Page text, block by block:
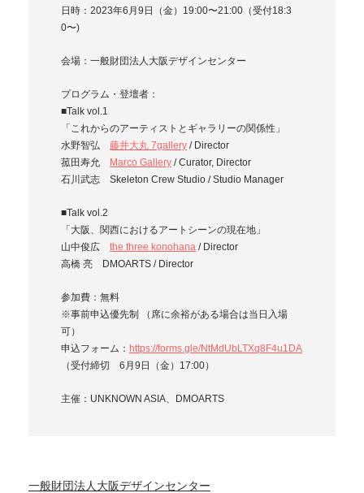
日時：2023年6月9日（金）19:00〜21:00（受付18:3
0〜)
会場：一般財団法人大阪デザインセンター
プログラム・登壇者：
■Talk vol.1
「これからのアーティストとギャラリーの関係性」
水野智弘 藤井大丸 7gallery / Director
菰田寿允
Marco Gallery / Curator, Director
石川武志 Skeleton Crew Studio / Studio Manager
■Talk vol.2
「大阪、関西におけるアートシーンの現在地」
山中俊広 the three konohana / Director
高橋 亮 DMOARTS / Director
参加費：無料
※事前申込優先制 （席に余裕がある場合は当日入場
可）
申込フォーム： https://forms.gle/NtMdUbLTXq8F4u1DA
（受付締切 6月9日（金）17:00）
主催：UNKNOWN ASIA、DMOARTS
一般財団法人大阪デザインセンター